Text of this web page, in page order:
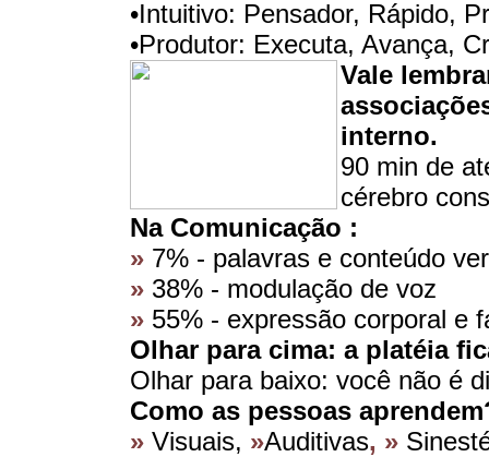
•Intuitivo: Pensador, Rápido,
•Produtor: Executa, Avança,
Vale
interno.
90 min de
cérebro
Na Comunicação :
» 7% - palavras e conteúdo
» 38% - modulação de voz
» 55% - expressão corporal e
Olhar para cima: a platéia
Olhar para baixo: você não é
Como as pessoas
» Visuais, »Auditivas, »